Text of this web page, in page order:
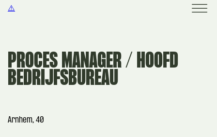
PROCES MANAGER / HOOFD
BEDRIJFSBUREAU
Arnhem, 40